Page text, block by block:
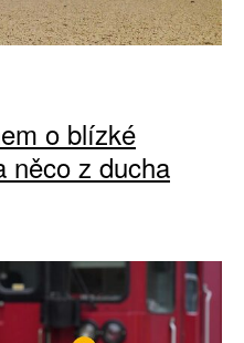
o blízké
něco z ducha